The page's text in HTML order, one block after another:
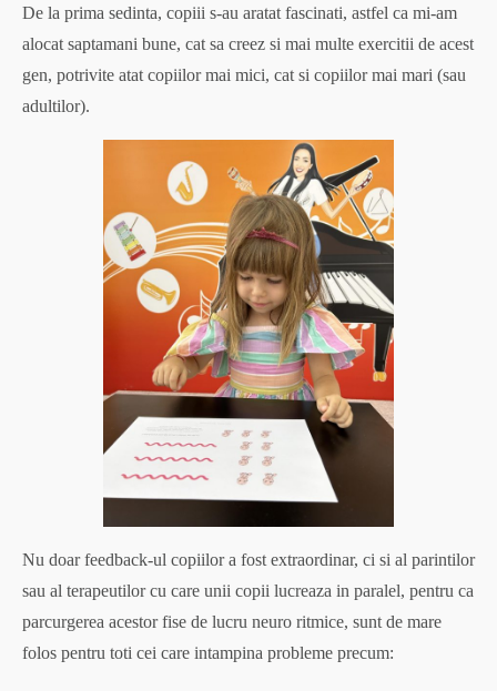
De la prima sedinta, copiii s-au aratat fascinati, astfel ca mi-am
alocat saptamani bune, cat sa creez si mai multe exercitii de acest
gen, potrivite atat copiilor mai mici, cat si copiilor mai mari (sau
adultilor).
Nu doar feedback-ul copiilor a fost extraordinar, ci si al parintilor
sau al terapeutilor cu care unii copii lucreaza in paralel, pentru ca
parcurgerea acestor fise de lucru neuro ritmice, sunt de mare
folos pentru toti cei care intampina probleme precum: